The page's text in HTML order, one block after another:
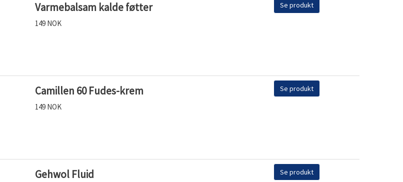
Varmebalsam kalde føtter
149 NOK
Se produkt
Camillen 60 Fudes-krem
149 NOK
Se produkt
Gehwol Fluid Se produkt